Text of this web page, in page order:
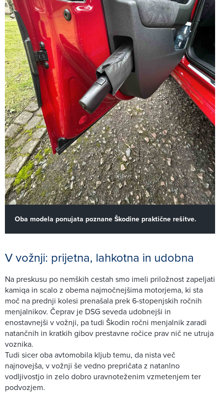
Oba modela ponujata poznane Škodine praktične rešitve.
V vožnji: prijetna, lahkotna in udobna
Na preskusu po nemških cestah smo imeli priložnost zapeljati
kamiqa in scalo z obema najmočnejšima motorjema, ki sta
moč na prednji kolesi prenašala prek 6-stopenjskih ročnih
menjalnikov. Čeprav je DSG seveda udobnejši in
enostavnejši v vožnji, pa tudi Škodin ročni menjalnik zaradi
natančnih in kratkih gibov prestavne ročice prav nič ne utruja
voznika.
Tudi sicer oba avtomobila kljub temu, da nista več
najnovejša, v vožnji še vedno prepričata z natanlno
vodljivostjo in zelo dobro uravnoteženim vzmetenjem ter
podvozjem.